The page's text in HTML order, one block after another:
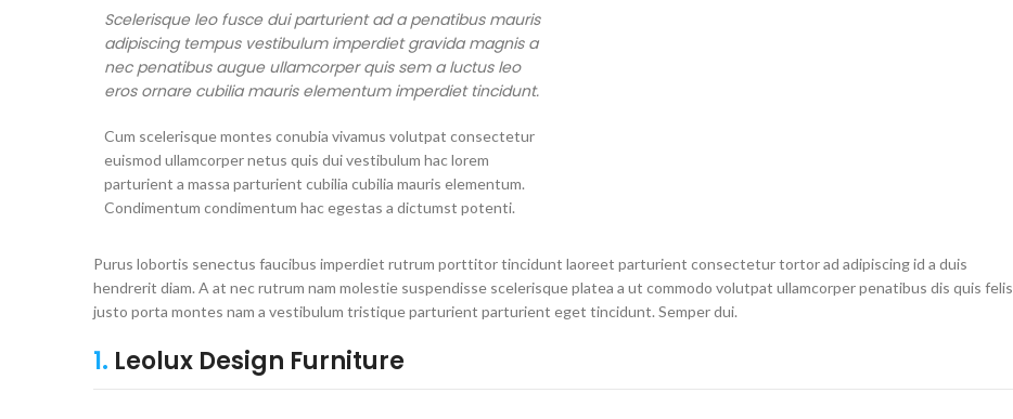
Scelerisque leo fusce dui parturient ad a penatibus mauris
adipiscing tempus vestibulum imperdiet gravida magnis a
nec penatibus augue ullamcorper quis sem a luctus leo
eros ornare cubilia mauris elementum imperdiet tincidunt.
Cum scelerisque montes conubia vivamus volutpat consectetur
euismod ullamcorper netus quis dui vestibulum hac lorem
parturient a massa parturient cubilia cubilia mauris elementum.
Condimentum condimentum hac egestas a dictumst potenti.
Purus lobortis senectus faucibus imperdiet rutrum porttitor tincidunt laoreet parturient consectetur tortor ad adipiscing id a duis
hendrerit diam. A at nec rutrum nam molestie suspendisse scelerisque platea a ut commodo volutpat ullamcorper penatibus dis quis felis
justo porta montes nam a vestibulum tristique parturient parturient eget tincidunt. Semper dui.
1. Leolux Design Furniture